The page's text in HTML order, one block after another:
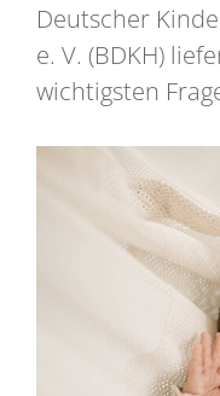
Deutscher
e. V. (BDKH)
wichtigsten